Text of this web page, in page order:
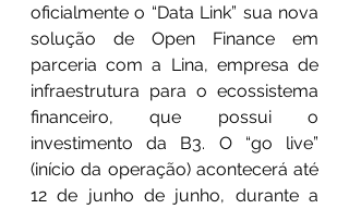
oficialmente o “Data Link” sua nova
solução de Open Finance em
parceria com a Lina, empresa de
infraestrutura para o ecossistema
financeiro, que possui o
investimento da B3. O “go live”
(início da operação) acontecerá até
12 de junho de junho, durante a